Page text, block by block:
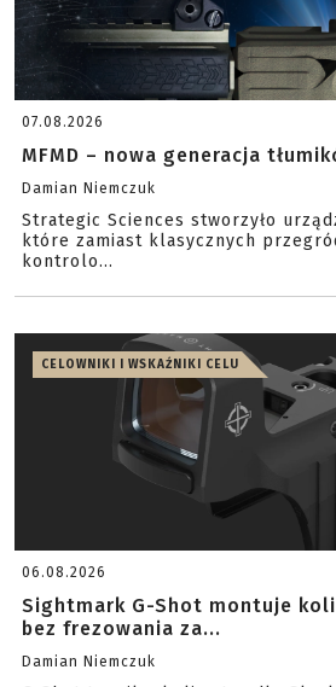
07.08.2026
MFMD – nowa generacja
Damian Niemczuk
Strategic Sciences stworzyło
które zamiast klasycznych
kontrolo...
CELOWNIKI I WSKAŹNIKI CELU
06.08.2026
Sightmark G-Shot montuje
bez frezowania za...
Damian Niemczuk